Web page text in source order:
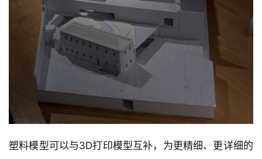
塑料模型可以与3D打印模型互补，为更精细、更详细的